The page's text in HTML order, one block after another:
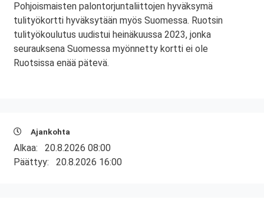
Pohjoismaisten palontorjuntaliittojen hyväksymä
tulityökortti hyväksytään myös Suomessa. Ruotsin
tulityökoulutus uudistui heinäkuussa 2023, jonka
seurauksena Suomessa myönnetty kortti ei ole
Ruotsissa enää pätevä.
Ajankohta
Alkaa: 20.8.2026 08:00
Päättyy: 20.8.2026 16:00